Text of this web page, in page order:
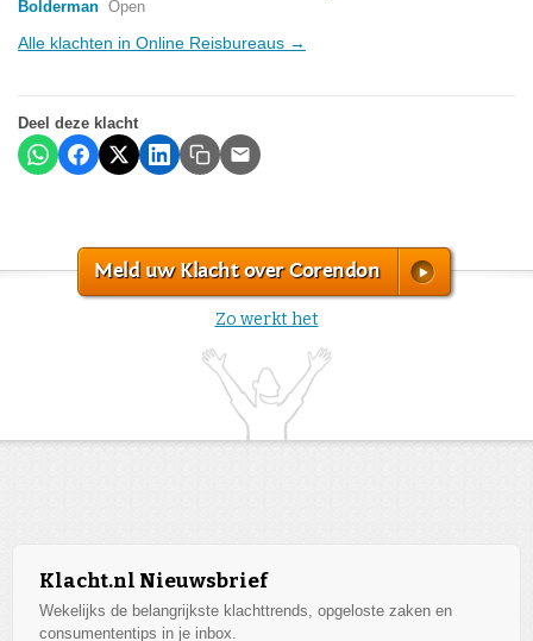
Bolderman Open
Alle klachten in Online Reisbureaus →
Deel deze klacht
Meld uw Klacht over Corendon
Zo werkt het
Klacht.nl Nieuwsbrief
Wekelijks de belangrijkste klachttrends, opgeloste zaken en
consumententips in je inbox.